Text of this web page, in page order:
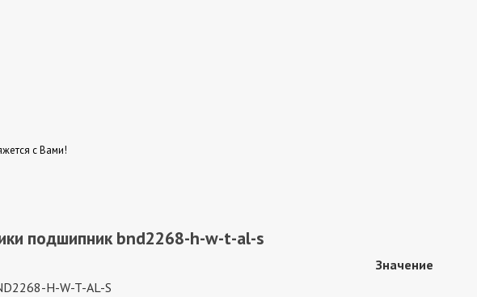
с Вами!
подшипник bnd2268-h-w-t-al-s
Значение
H-W-T-AL-S